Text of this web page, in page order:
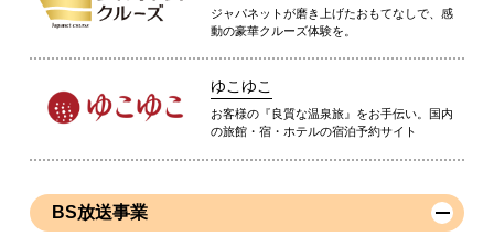
ジャパネットが磨き上げたおもてなしで、感
動の豪華クルーズ体験を。
ゆこゆこ
お客様の『良質な温泉旅』をお手伝い。国内
の旅館・宿・ホテルの宿泊予約サイト
BS放送事業